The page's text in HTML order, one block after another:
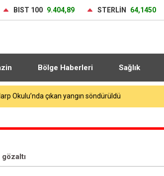
BIST 100 9.404,89 STERLİN 64,1450
Bölge Haberleri Sağlık
hazırlıklarına devam ediyor